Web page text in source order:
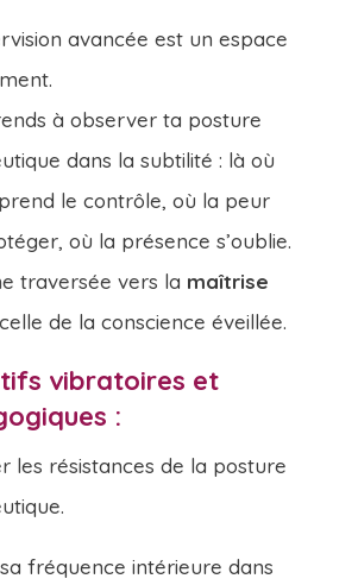
avancée est un espace
à observer ta posture
dans la subtilité : là où
le contrôle, où la peur
où la présence s’oublie.
traversée vers la maîtrise
de la conscience éveillée.
vibratoires et
:
les résistances de la posture
fréquence intérieure dans